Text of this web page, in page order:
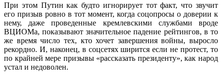
При этом Путин как будто игнорирует тот факт, что звучит
его призыв ровно в тот момент, когда соцопросы о доверии к
нему, даже проведенные кремлевскими службами вроде
ВЦИОМа, показывают значительное падение рейтингов, в то
же время число тех, кто хочет завершения войны, выросло
рекордно. И, наконец, в соцсетях ширится если не протест, то
по крайней мере призывы «рассказать президенту», как народ
устал и недоволен.